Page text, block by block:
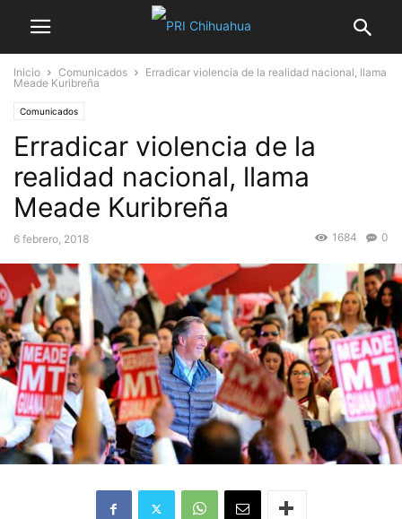
Inicio Comunicados
Erradicar violencia de la realidad nacional, llama
Meade Kuribreña
Comunicados
Erradicar violencia de la
realidad nacional, llama
Meade Kuribreña
6 febrero, 2018 0
1684